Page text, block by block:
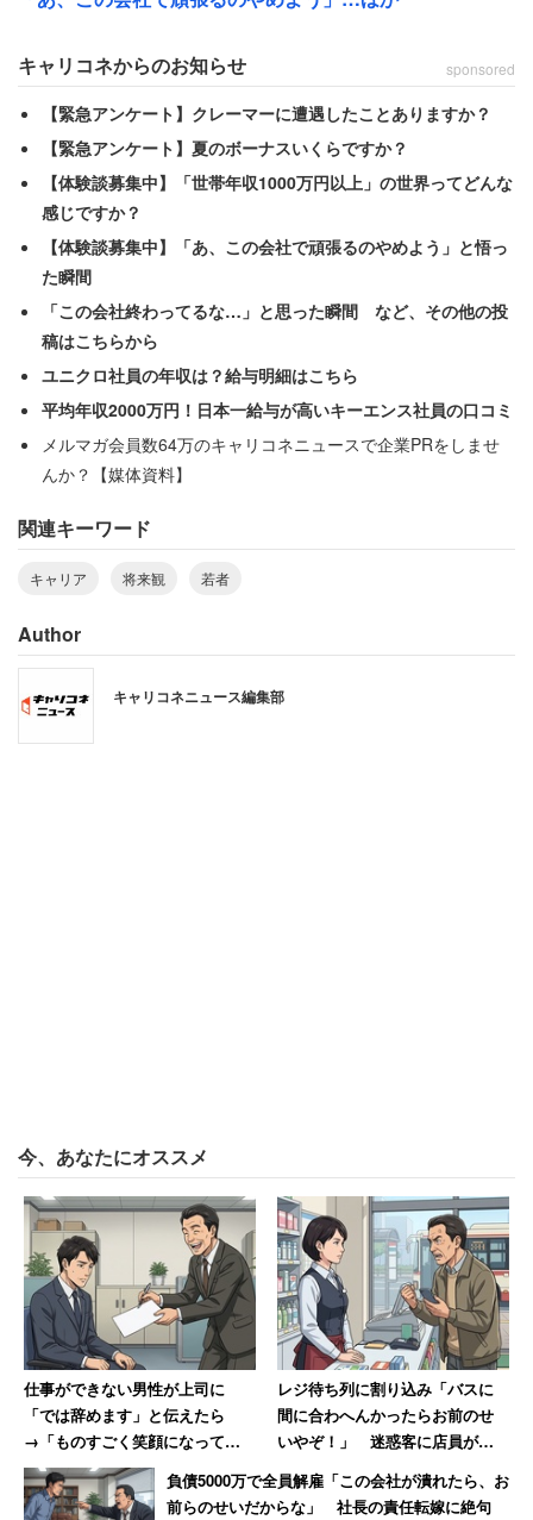
「就職できるかだけでなく、その先のキャリ
アが見えない」
不安の理由の最多は「就職・キャリア」で、過半数に達し
た。自由記述では「社会の将来よりも、自分がこの先どう
働いていくのかが不安」「どんな仕事を選べばよいのか分
からない」といった切実な声が寄せられている。内定を得
ることだけでなく、その先の長期的なキャリア形成が見え
ないことへの不透明感が、学生たちの心理に影を落として
いるようだ。
一方で、こうした先行きの見えない状況下でも、ただ絶望
しているわけではない。「不安なことはたくさんあるが、
たいことを早く見つけて努力したい」といった前向きな声
も確認できた。
社会の見通しに期待できないからこそ、自分自身がどう働
きたいか、何を実現したいかを起点に、自律的にキャリア
を切り拓こうとする若者たちの逞しい姿がうかがえる結果
となった。
キャリコネからのお知らせ sponsored
【緊急アンケート】クレーマーに遭遇したことありますか？
【緊急アンケート】夏のボーナスいくらですか？
【体験談募集中】「世帯年収1000万円以上」の世界ってどんな
感じですか？
【体験談募集中】「あ、この会社で頑張るのやめよう」と悟っ
た瞬間
「この会社終わってるな…」と思った瞬間 など、その他の投
稿はこちらから
ユニクロ社員の年収は？給与明細はこちら
平均年収2000万円！日本一給与が高いキーエンス社員の口コミ
メルマガ会員数64万のキャリコネニュースで企業PRをしませ
んか？【媒体資料】
関連キーワード
キャリア 将来観 若者
Author
キャリコネニュース編集部
今、あなたにオススメ
仕事ができない男性が上司に
「では辞めます」と伝えたら
→「ものすごく笑顔になって、
その場で退職届を書かされまし
た」
レジ待ち列に割り込み「バスに
間に合わへんかったらお前のせ
いやぞ！」 迷惑客に店員が反
撃「私のせいじゃないです」
負債5000万で全員解雇「この会社が潰れたら、お
前らのせいだからな」 社長の責任転嫁に絶句